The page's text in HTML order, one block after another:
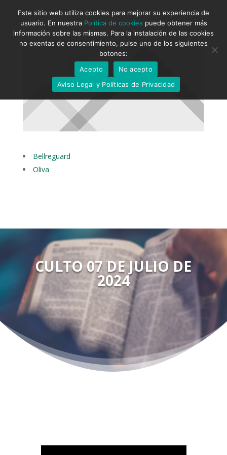
Bellreguard
Oliva
CULTO 07 DE JULIO DE
2024
Este sitio web utiliza cookies para mejorar su experiencia de
usuario. En nuestra Política de cookies puede obtener más
información sobre las mismas. Para la instalación de las cookies
no exentas de consentimiento, pulse uno de los siguientes
botones:
Acepto
No acepto
Aviso Legal y Políticas de Privacidad